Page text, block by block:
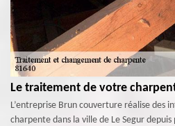
Le traitement de votre
L’entreprise Brun couverture réalise des
charpente dans la ville de Le Segur